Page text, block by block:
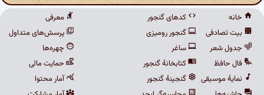
خانه
بیت تصادفی
جدول شعر
فال حافظ
نمایهٔ موسیقی
کدهای گنجور
گنجور رومیزی
ساغر
کتابخانهٔ گنجور
گنجینهٔ گنجور
معرفی
پرسش‌های متداول
چهره‌ها
حمایت مالی
آمار محتوا